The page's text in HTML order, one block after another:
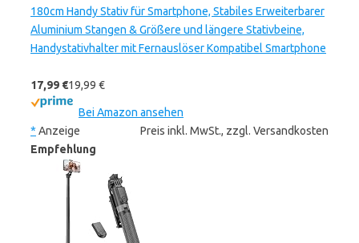
180cm Handy Stativ für Smartphone, Stabiles Erweiterbarer
Aluminium Stangen & Größere und längere Stativbeine,
Handystativhalter mit Fernauslöser Kompatibel Smartphone
17,99 €19,99 €
Bei Amazon ansehen
* Anzeige
Preis inkl. MwSt., zzgl. Versandkosten
Empfehlung